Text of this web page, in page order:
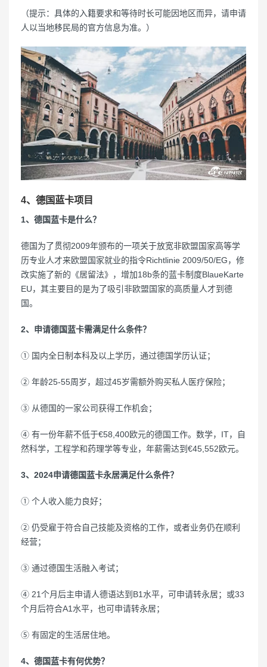
（提示：具体的入籍要求和等待时长可能因地区而异，请申请
人以当地移民局的官方信息为准。）
4、德国蓝卡项目
1、德国蓝卡是什么？
德国为了贯彻2009年颁布的一项关于放宽非欧盟国家高等学
历专业人才来欧盟国家就业的指令Richtlinie 2009/50/EG，修
改实施了新的《居留法》，增加18b条的蓝卡制度BlaueKarte
EU，其主要目的是为了吸引非欧盟国家的高质量人才到德
国。
2、申请德国蓝卡需满足什么条件？
① 国内全日制本科及以上学历，通过德国学历认证；
② 年龄25-55周岁，超过45岁需额外购买私人医疗保险；
③ 从德国的一家公司获得工作机会；
④ 有一份年薪不低于€58,400欧元的德国工作。数学，IT，自
然科学，工程学和药理学等专业，年薪需达到€45,552欧元。
3、2024申请德国蓝卡永居满足什么条件？
① 个人收入能力良好；
② 仍受雇于符合自己技能及资格的工作，或者业务仍在顺利
经营；
③ 通过德国生活融入考试；
④ 21个月后主申请人德语达到B1水平，可申请转永居；或33
个月后符合A1水平，也可申请转永居；
⑤ 有固定的生活居住地。
4、德国蓝卡有何优势？